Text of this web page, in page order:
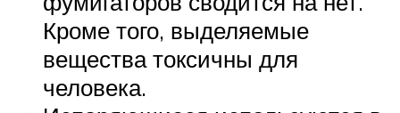
Кроме того, выделяемые
вещества токсичны для
человека.